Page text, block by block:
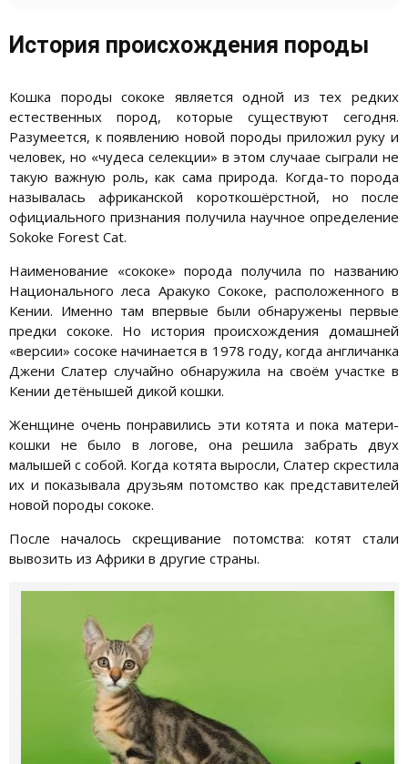
История происхождения породы
Кошка породы сококе является одной из тех редких
естественных пород, которые существуют сегодня.
Разумеется, к появлению новой породы приложил руку и
человек, но «чудеса селекции» в этом случаае сыграли не
такую важную роль, как сама природа. Когда-то порода
называлась африканской короткошёрстной, но после
официального признания получила научное определение
Sokoke Forest Cat.
Наименование «сококе» порода получила по названию
Национального леса Аракуко Сококе, расположенного в
Кении. Именно там впервые были обнаружены первые
предки сококе. Но история происхождения домашней
«версии» сосоке начинается в 1978 году, когда англичанка
Джени Слатер случайно обнаружила на своём участке в
Кении детёнышей дикой кошки.
Женщине очень понравились эти котята и пока матери-
кошки не было в логове, она решила забрать двух
малышей с собой. Когда котята выросли, Слатер скрестила
их и показывала друзьям потомство как представителей
новой породы сококе.
После началось скрещивание потомства: котят стали
вывозить из Африки в другие страны.